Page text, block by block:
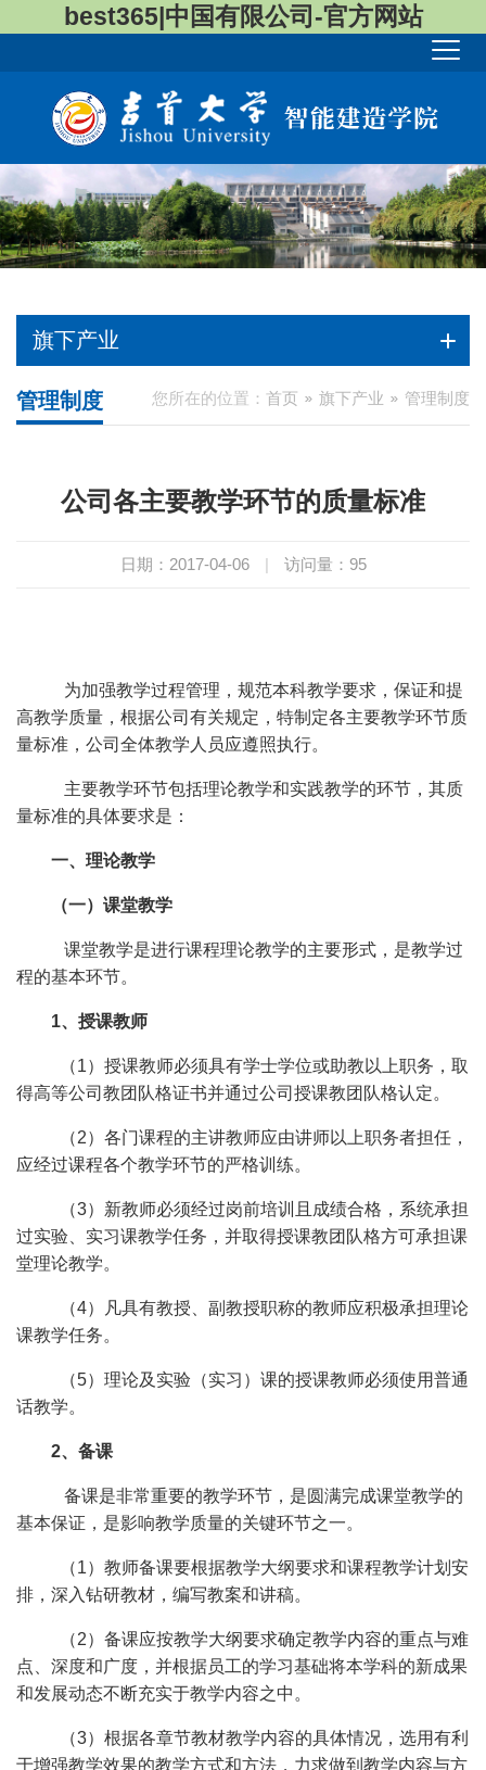
best365|中国有限公司-官方网站
旗下产业
您所在的位置： 首页 旗下产业 管理制度
管理制度
公司各主要教学环节的质量标准
日期：2017-04-06 | 访问量： 95
为加强教学过程管理，规范本科教学要求，保证和提
高教学质量，根据公司有关规定，特制定各主要教学环节质
量标准，公司全体教学人员应遵照执行。
主要教学环节包括理论教学和实践教学的环节，其质
量标准的具体要求是：
一、理论教学
（一）课堂教学
课堂教学是进行课程理论教学的主要形式，是教学过
程的基本环节。
1、授课教师
（1）授课教师必须具有学士学位或助教以上职务，取
得高等公司教团队格证书并通过公司授课教团队格认定。
（2）各门课程的主讲教师应由讲师以上职务者担任，
应经过课程各个教学环节的严格训练。
（3）新教师必须经过岗前培训且成绩合格，系统承担
过实验、实习课教学任务，并取得授课教团队格方可承担课
堂理论教学。
（4）凡具有教授、副教授职称的教师应积极承担理论
课教学任务。
（5）理论及实验（实习）课的授课教师必须使用普通
话教学。
2、备课
备课是非常重要的教学环节，是圆满完成课堂教学的
基本保证，是影响教学质量的关键环节之一。
（1）教师备课要根据教学大纲要求和课程教学计划安
排，深入钻研教材，编写教案和讲稿。
（2）备课应按教学大纲要求确定教学内容的重点与难
点、深度和广度，并根据员工的学习基础将本学科的新成果
和发展动态不断充实于教学内容之中。
（3）根据各章节教材教学内容的具体情况，选用有利
于增强教学效果的教学方式和方法，力求做到教学内容与方